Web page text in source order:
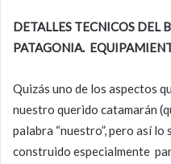
DETALLES TECNICOS DEL
PATAGONIA.
Quizás uno de los aspectos
nuestro querido catamarán
palabra “nuestro”, pero así
construido especialmente